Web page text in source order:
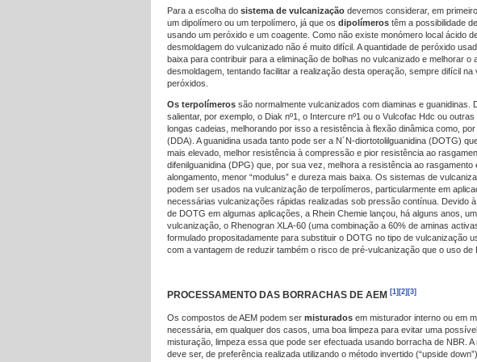
Para a escolha do sistema de vulcanização devemos considerar, em
um dipolímero ou um terpolímero, já que os dipolímeros têm a possibilidade
usando um peróxido e um coagente. Como não existe monómero local ácido
desmoldagem do vulcanizado não é muito difícil. A quantidade de peróxido
baixa para contribuir para a eliminação de bolhas no vulcanizado e melhorar o
desmoldagem, tentando facilitar a realização desta operação, sempre difícil na
peróxidos.
Os terpolímeros são normalmente vulcanizados com diaminas e guanidinas.
salientar, por exemplo, o Diak nº1, o Intercure nº1 ou o Vulcofac Hdc ou
longas cadeias, melhorando por isso a resistência à flexão dinâmica como,
(DDA). A guanidina usada tanto pode ser a N´N-diortotolilguanidina (DOTG)
mais elevado, melhor resistência à compressão e pior resistência ao
difenilguanidina (DPG) que, por sua vez, melhora a resistência ao rasgamento
alongamento, menor “modulus” e dureza mais baixa. Os sistemas de
podem ser usados na vulcanização de terpolímeros, particularmente em
necessárias vulcanizações rápidas realizadas sob pressão contínua. Devido
de DOTG em algumas aplicações, a Rhein Chemie lançou, há alguns anos,
vulcanização, o Rhenogran XLA-60 (uma combinação a 60% de aminas
formulado propositadamente para substituir o DOTG no tipo de vulcanização
com a vantagem de reduzir também o risco de pré-vulcanização que o uso de
PROCESSAMENTO DAS BORRACHAS DE AEM [1] [2] [3]
Os compostos de AEM podem ser misturados em misturador interno ou em
necessária, em qualquer dos casos, uma boa limpeza para evitar uma
misturação, limpeza essa que pode ser efectuada usando borracha de NBR. A
deve ser, de preferência realizada utilizando o método invertido (“upside